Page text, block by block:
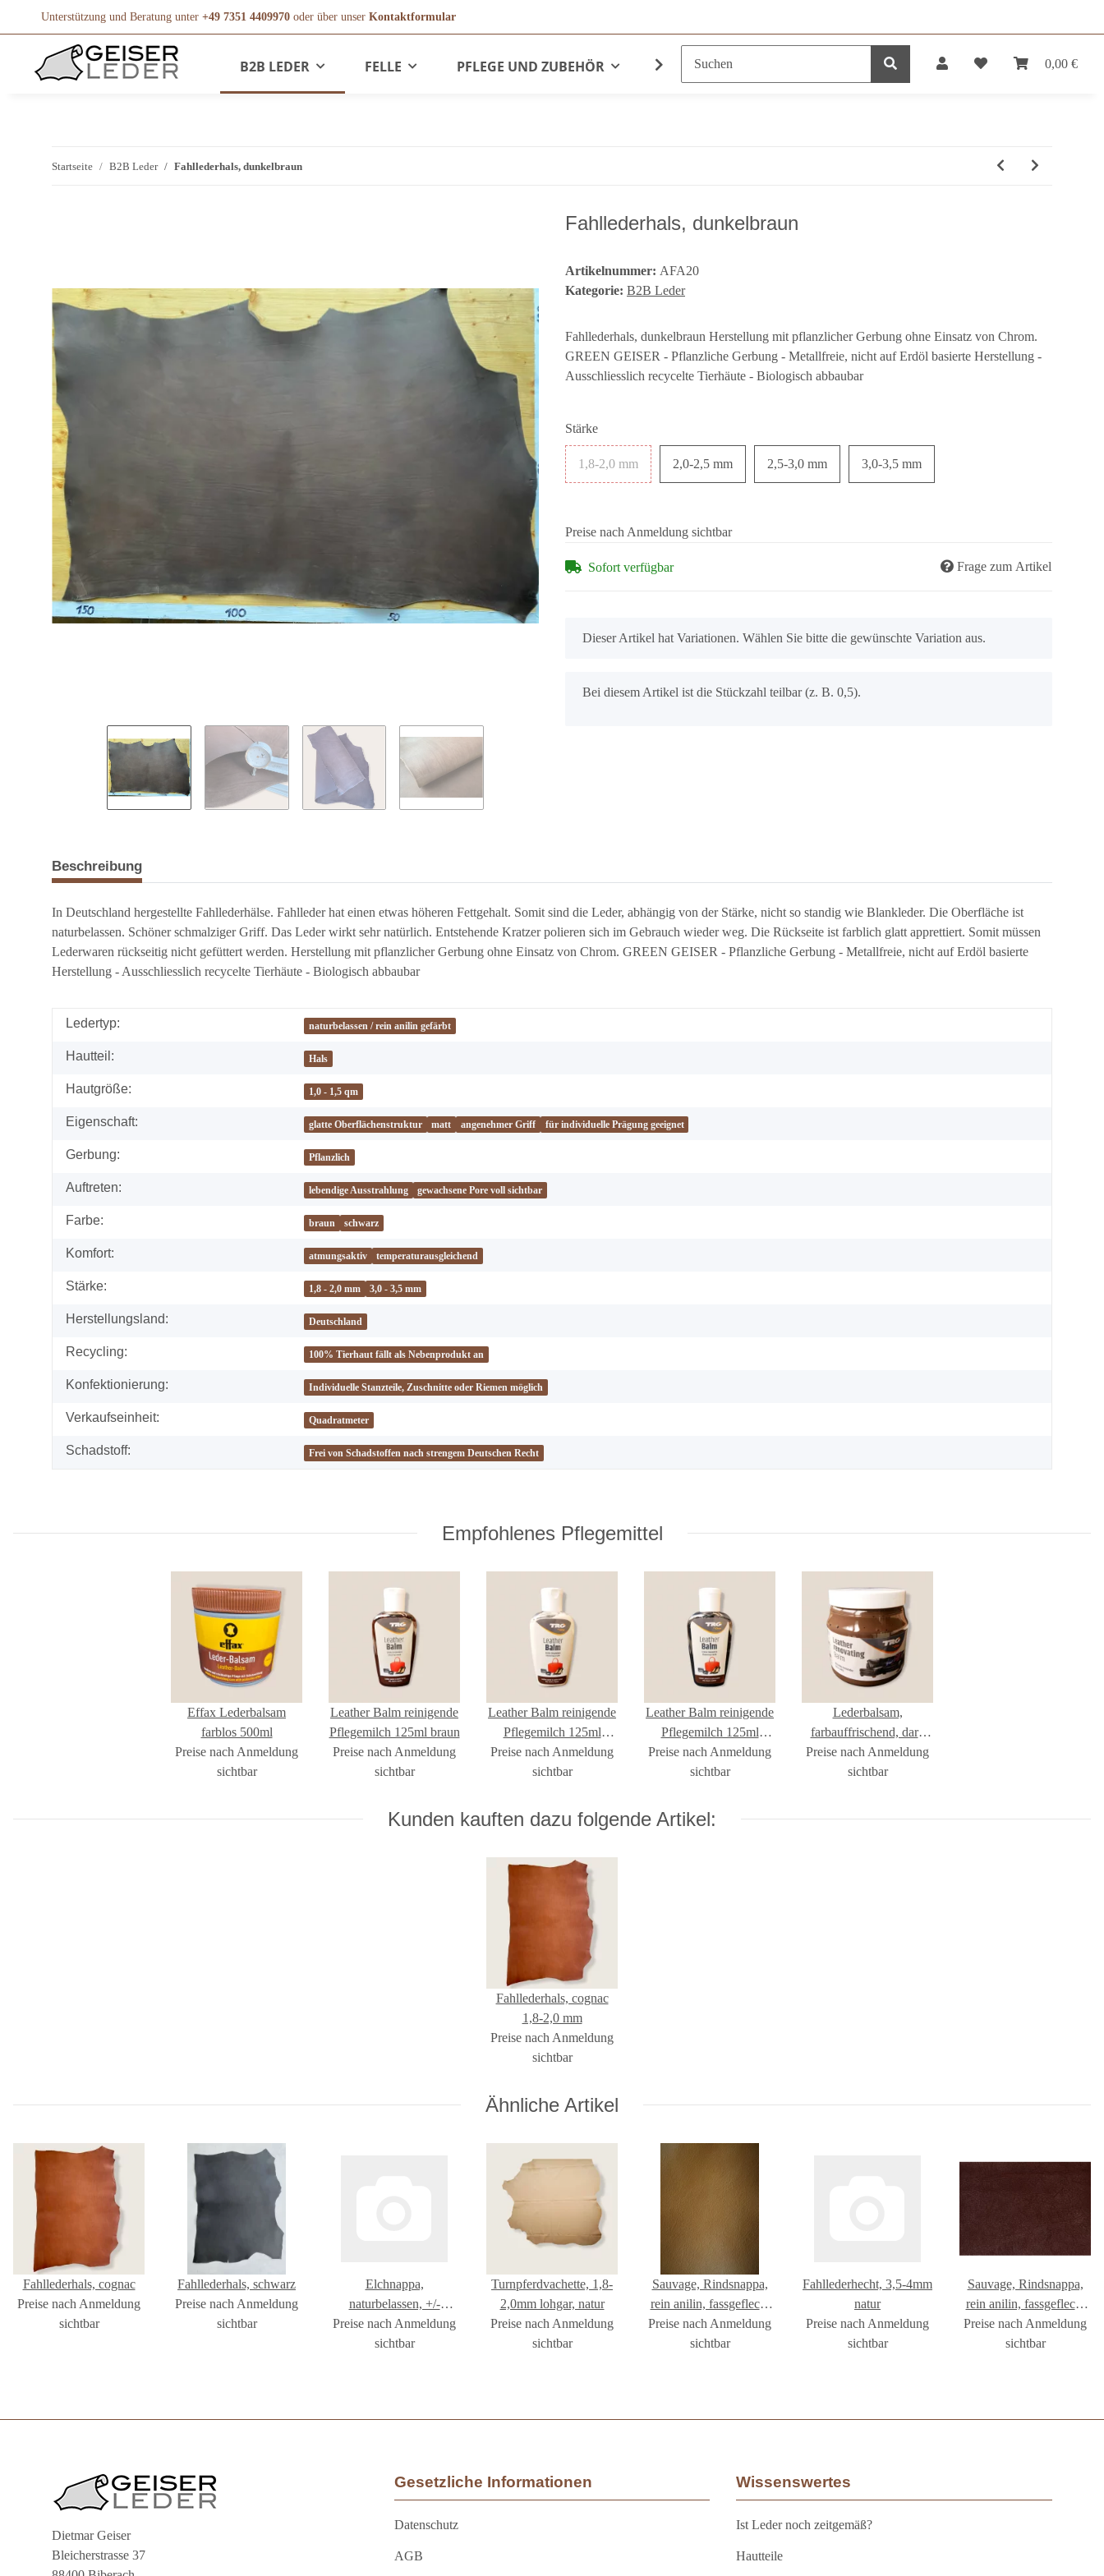
Unterstützung und Beratung unter +49 7351 4409970 oder über unser Kontaktformular
0,00 €
B2B LEDER FELLE PFLEGE UND ZUBEHÖR LEDERPRODUKTE
Startseite B2B Leder Fahllederhals, dunkelbraun
Fahllederhals, dunkelbraun
Artikelnummer: AFA20
Kategorie: B2B Leder
Fahllederhals, dunkelbraun Herstellung mit pflanzlicher Gerbung ohne Einsatz von Chrom.
GREEN GEISER - Pflanzliche Gerbung - Metallfreie, nicht auf Erdöl basierte Herstellung -
Ausschliesslich recycelte Tierhäute - Biologisch abbaubar
Stärke
1,8-2,0 mm 2,0-2,5 mm 2,5-3,0 mm 3,0-3,5 mm
Preise nach Anmeldung sichtbar
Sofort verfügbar Frage zum Artikel
x
Dieser Artikel hat Variationen. Wählen Sie bitte die gewünschte Variation aus.
x
Bei diesem Artikel ist die Stückzahl teilbar (z. B. 0,5).
Beschreibung
In Deutschland hergestellte Fahllederhälse. Fahlleder hat einen etwas höheren Fettgehalt. Somit sind die Leder, abhängig von der Stärke, nicht so standig wie Blankleder. Die Oberfläche ist
naturbelassen. Schöner schmalziger Griff. Das Leder wirkt sehr natürlich. Entstehende Kratzer polieren sich im Gebrauch wieder weg. Die Rückseite ist farblich glatt apprettiert. Somit müssen
Lederwaren rückseitig nicht gefüttert werden. Herstellung mit pflanzlicher Gerbung ohne Einsatz von Chrom. GREEN GEISER - Pflanzliche Gerbung - Metallfreie, nicht auf Erdöl basierte
Herstellung - Ausschliesslich recycelte Tierhäute - Biologisch abbaubar
Ledertyp: naturbelassen / rein anilin gefärbt
Hautteil: Hals
Hautgröße: 1,0 - 1,5 qm
Eigenschaft: glatte Oberflächenstruktur matt angenehmer Griff für individuelle Prägung geeignet
Gerbung: Pflanzlich
Auftreten: lebendige Ausstrahlung gewachsene Pore voll sichtbar
Farbe: braun schwarz
Komfort: atmungsaktiv temperaturausgleichend
Stärke: 1,8 - 2,0 mm 3,0 - 3,5 mm
Herstellungsland: Deutschland
Recycling: 100% Tierhaut fällt als Nebenprodukt an
Konfektionierung: Individuelle Stanzteile, Zuschnitte oder Riemen möglich
Verkaufseinheit: Quadratmeter
Schadstoff: Frei von Schadstoffen nach strengem Deutschen Recht
Empfohlenes Pflegemittel
Effax Lederbalsam
farblos 500ml
Preise nach Anmeldung
sichtbar
Leather Balm reinigende
Pflegemilch 125ml braun
Preise nach Anmeldung
sichtbar
Leather Balm reinigende
Pflegemilch 125ml
neutral
Preise nach Anmeldung
sichtbar
Leather Balm reinigende
Pflegemilch 125ml
schwarz
Preise nach Anmeldung
sichtbar
Lederbalsam,
farbauffrischend, dark
brown 300ml
Preise nach Anmeldung
sichtbar
Kunden kauften dazu folgende Artikel:
Fahllederhals, cognac
1,8-2,0 mm
Preise nach Anmeldung
sichtbar
Ähnliche Artikel
Fahllederhals, cognac
Preise nach Anmeldung
sichtbar
Fahllederhals, schwarz
Preise nach Anmeldung
sichtbar
Elchnappa,
naturbelassen, +/-
2,0mm, dunkelbraun
Preise nach Anmeldung
sichtbar
Turnpferdvachette, 1,8-
2,0mm lohgar, natur
Preise nach Anmeldung
sichtbar
Sauvage, Rindsnappa,
rein anilin, fassgefleckt
cappuccino GREEN
GEISER
Preise nach Anmeldung
sichtbar
Fahllederhecht, 3,5-4mm
natur
Preise nach Anmeldung
sichtbar
Sauvage, Rindsnappa,
rein anilin, fassgefleckt
coffee GREEN GEISER
Preise nach Anmeldung
sichtbar
Dietmar Geiser
Bleicherstrasse 37
Gesetzliche Informationen
Datenschutz
AGB
Wissenswertes
Ist Leder noch zeitgemäß?
Hautteile